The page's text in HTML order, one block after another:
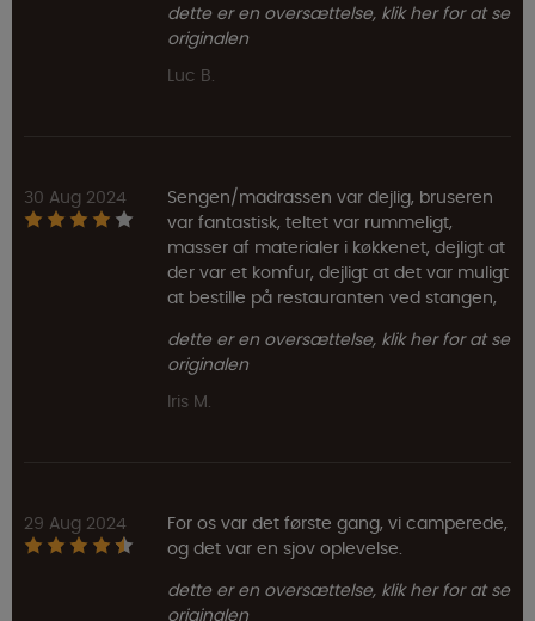
dette er en oversættelse, klik her for at se
originalen
Luc B.
30 Aug 2024
Sengen/madrassen var dejlig, bruseren
var fantastisk, teltet var rummeligt,
masser af materialer i køkkenet, dejligt at
der var et komfur, dejligt at det var muligt
at bestille på restauranten ved stangen,
dette er en oversættelse, klik her for at se
originalen
Iris M.
29 Aug 2024
For os var det første gang, vi camperede,
og det var en sjov oplevelse.
dette er en oversættelse, klik her for at se
originalen